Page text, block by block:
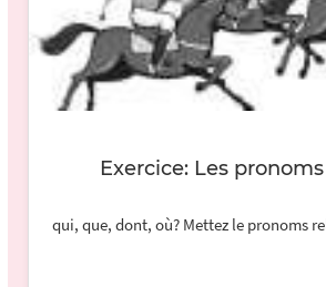
Exercice: Les
qui, que, dont, où? Mettez le pronoms